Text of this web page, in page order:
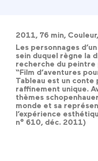
2011, 76 min,
Les personnages
sein duquel règne la
recherche du peintre
“Film d’aventures
Tableau est un conte
raffinement unique.
thèmes
monde et sa
l’expérience
n° 610, déc. 2011)